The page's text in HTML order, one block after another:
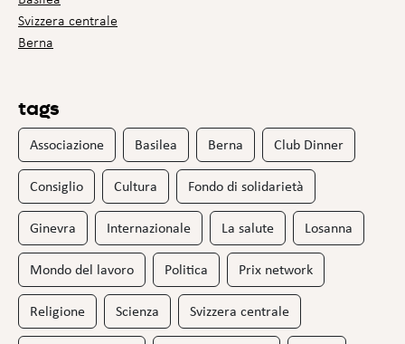
Svizzera centrale
Berna
tags
Associazione Basilea Berna Club Dinner
Consiglio Cultura Fondo di solidarietà
Ginevra Internazionale La salute Losanna
Mondo del lavoro Politica Prix network
Religione Scienza Svizzera centrale